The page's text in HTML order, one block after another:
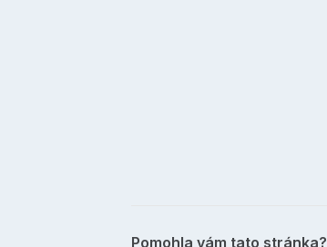
Pomohla vám tato stránka?